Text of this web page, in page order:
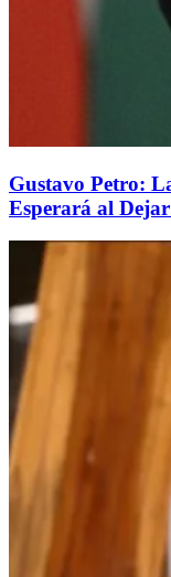
Gustavo Petro:
Esperará al